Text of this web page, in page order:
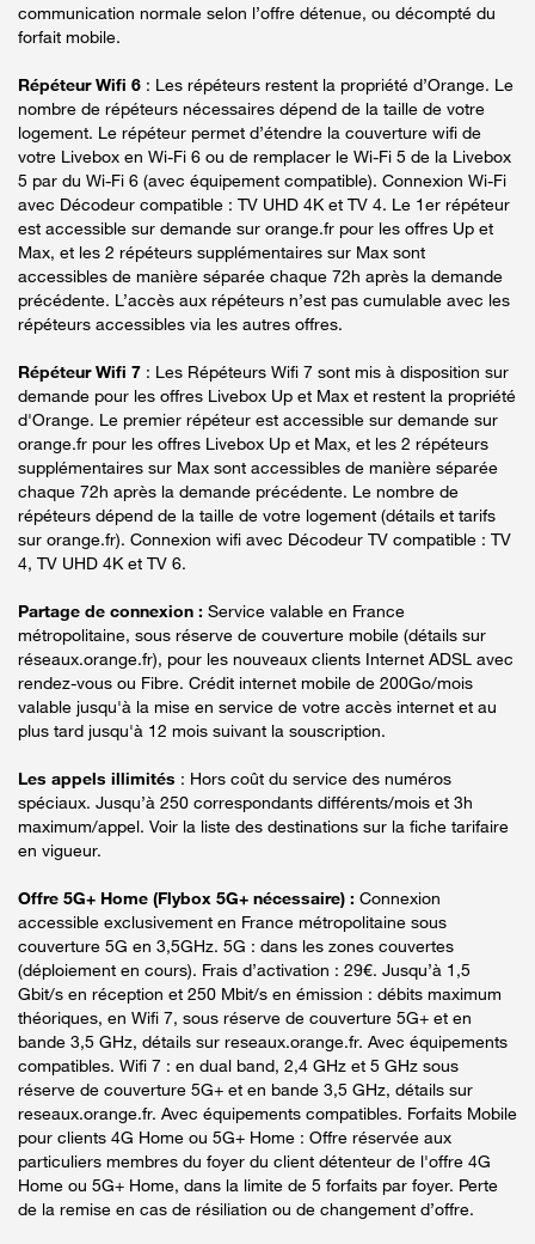
communication normale selon l’offre détenue, ou décompté du
forfait mobile.
Répéteur Wifi 6 : Les répéteurs restent la propriété d’Orange. Le
nombre de répéteurs nécessaires dépend de la taille de votre
logement. Le répéteur permet d’étendre la couverture wifi de
votre Livebox en Wi-Fi 6 ou de remplacer le Wi-Fi 5 de la Livebox
5 par du Wi-Fi 6 (avec équipement compatible). Connexion Wi-Fi
avec Décodeur compatible : TV UHD 4K et TV 4. Le 1er répéteur
est accessible sur demande sur orange.fr pour les offres Up et
Max, et les 2 répéteurs supplémentaires sur Max sont
accessibles de manière séparée chaque 72h après la demande
précédente. L’accès aux répéteurs n’est pas cumulable avec les
répéteurs accessibles via les autres offres.
Répéteur Wifi 7 : Les Répéteurs Wifi 7 sont mis à disposition sur
demande pour les offres Livebox Up et Max et restent la propriété
d'Orange. Le premier répéteur est accessible sur demande sur
orange.fr pour les offres Livebox Up et Max, et les 2 répéteurs
supplémentaires sur Max sont accessibles de manière séparée
chaque 72h après la demande précédente. Le nombre de
répéteurs dépend de la taille de votre logement (détails et tarifs
sur orange.fr). Connexion wifi avec Décodeur TV compatible : TV
4, TV UHD 4K et TV 6.
Partage de connexion : Service valable en France
métropolitaine, sous réserve de couverture mobile (détails sur
réseaux.orange.fr), pour les nouveaux clients Internet ADSL avec
rendez-vous ou Fibre. Crédit internet mobile de 200Go/mois
valable jusqu'à la mise en service de votre accès internet et au
plus tard jusqu'à 12 mois suivant la souscription.
Les appels illimités : Hors coût du service des numéros
spéciaux. Jusqu’à 250 correspondants différents/mois et 3h
maximum/appel. Voir la liste des destinations sur la fiche tarifaire
en vigueur.
Offre 5G+ Home (Flybox 5G+ nécessaire) : Connexion
accessible exclusivement en France métropolitaine sous
couverture 5G en 3,5GHz. 5G : dans les zones couvertes
(déploiement en cours). Frais d’activation : 29€. Jusqu’à 1,5
Gbit/s en réception et 250 Mbit/s en émission : débits maximum
théoriques, en Wifi 7, sous réserve de couverture 5G+ et en
bande 3,5 GHz, détails sur reseaux.orange.fr. Avec équipements
compatibles. Wifi 7 : en dual band, 2,4 GHz et 5 GHz sous
réserve de couverture 5G+ et en bande 3,5 GHz, détails sur
reseaux.orange.fr. Avec équipements compatibles. Forfaits Mobile
pour clients 4G Home ou 5G+ Home : Offre réservée aux
particuliers membres du foyer du client détenteur de l'offre 4G
Home ou 5G+ Home, dans la limite de 5 forfaits par foyer. Perte
de la remise en cas de résiliation ou de changement d’offre.